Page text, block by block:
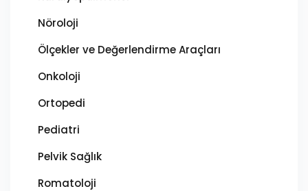
Nöroloji
Ölçekler ve Değerlendirme Araçları
Onkoloji
Ortopedi
Pediatri
Pelvik Sağlık
Romatoloji